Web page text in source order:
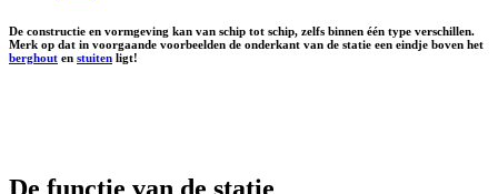
De constructie en vormgeving kan van schip tot schip, zelfs binnen één type verschillen.
Merk op dat in voorgaande voorbeelden de onderkant van de statie een eindje boven het
berghout en stuiten ligt!
De functie van de statie